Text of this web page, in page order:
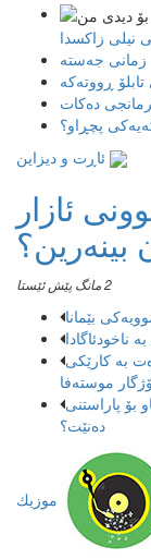
نیلی زاکسدا
زمانی جەستە
ڕووتەکە
ده‌كات
ئازار
بینەرین؟
2 مانگ پێش ئێستا
بە کارێکی
بۆ پاراستنی